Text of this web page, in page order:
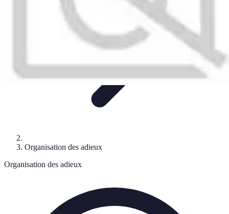
Organisation des adieux
Organisation des adieux